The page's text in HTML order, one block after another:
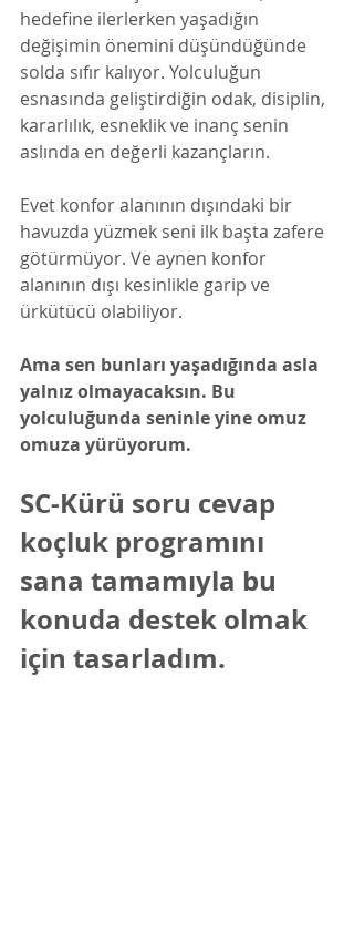
hedefine ilerlerken yaşadığın
değişimin önemini düşündüğünde
solda sıfır kalıyor. Yolculuğun
esnasında geliştirdiğin odak, disiplin,
kararlılık, esneklik ve inanç senin
aslında en değerli kazançların.
Evet konfor alanının dışındaki bir
havuzda yüzmek seni ilk başta zafere
götürmüyor. Ve aynen konfor
alanının dışı kesinlikle garip ve
ürkütücü olabiliyor.
Ama sen bunları yaşadığında asla
yalnız olmayacaksın. Bu
yolculuğunda seninle yine omuz
omuza yürüyorum.
SC-Kürü soru cevap
koçluk programını
sana tamamıyla bu
konuda destek olmak
için tasarladım.